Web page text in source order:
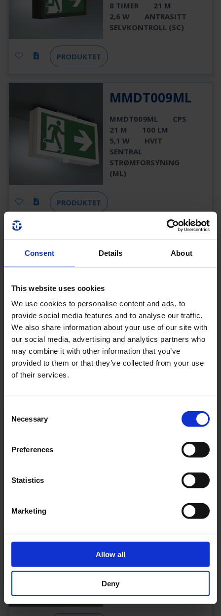
Consent Details About
This website uses cookies
We use cookies to personalise content and ads, to
provide social media features and to analyse our traffic.
We also share information about your use of our site with
our social media, advertising and analytics partners who
may combine it with other information that you’ve
provided to them or that they’ve collected from your use
of their services.
Selection
Necessary
Preferences
Statistics
Marketing
Allow all
Deny
8 TIMER
21 M
2,6 W
ANTRASITT
SELVKONTROLL (SC)
PRODUKTET
MMDT009ML
MMDT009ML
CPS
21 M
100 LM
5,1 W
HVIT
SENTRAL
STRØMFORSYNING
(ML)
PRODUKTET
MMDT009ML-
AZ
100 LM
5,1 W
ANTRASITT
SENTRAL
STRØMFORSYNING
(ML)
PRODUKTET
2,5 W
MMW009-AZ
21 M
LM
2,5 W
ANTRASITT
UTEN OVERVÅKING